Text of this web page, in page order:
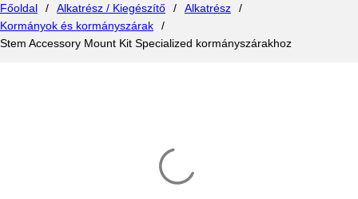
Főoldal / Alkatrész / Kiegészítő / Alkatrész
/
Kormányok és kormányszárak
/
Stem Accessory Mount Kit Specialized kormányszárakhoz